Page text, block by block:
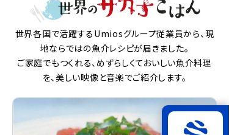
世界各国で活躍するUmiosグループ従業員から、現
地ならではの魚介レシピが届きました。
ご家庭でもつくれる、めずらしくておいしい魚介料理
を、美しい映像と音楽でご紹介します。